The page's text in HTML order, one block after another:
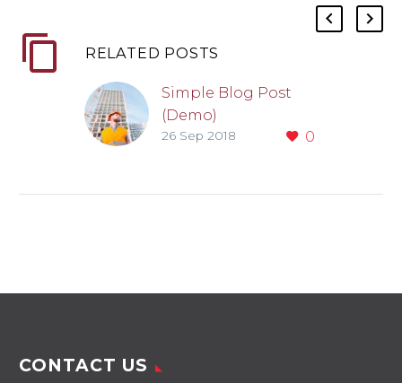
RELATED POSTS
Simple Blog Post
(Demo)
Lorem ipsum dolor
veniam, quis nostrud
0
26 Sep 2018
CONTACT US